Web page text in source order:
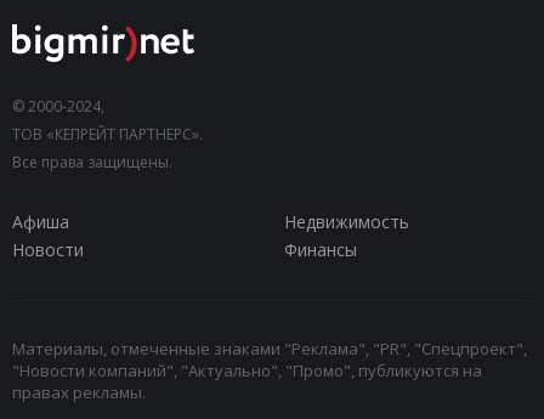
© 2000-2024,
ТОВ «КЕПРЕЙТ ПАРТНЕРС».
Все права защищены.
Афиша
Недвижимость
Новости
Финансы
Материалы, отмеченные знаками "Реклама", "PR", "Спецпроект",
"Новости компаний", "Актуально", "Промо", публикуются на
правах рекламы.